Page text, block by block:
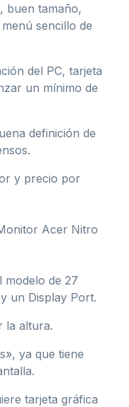
buen tamaño,
sencillo de
del PC, tarjeta
un mínimo de
definición de
y precio por
Acer Nitro
modelo de 27
un Display Port.
la altura.
ya que tiene
tarjeta gráfica